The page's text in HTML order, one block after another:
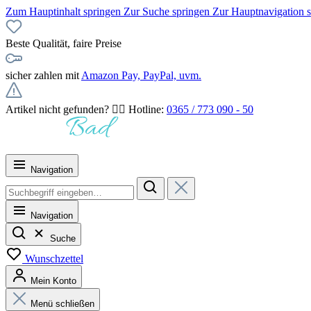
Zum Hauptinhalt springen Zur Suche springen Zur Hauptnavigation
Beste Qualität, faire Preise
sicher zahlen mit Amazon Pay, PayPal, uvm.
Artikel nicht gefunden? 👉🏻 Hotline: 0365 / 773 090 - 50
Navigation
Navigation
Suche
Wunschzettel
Mein Konto
Menü schließen